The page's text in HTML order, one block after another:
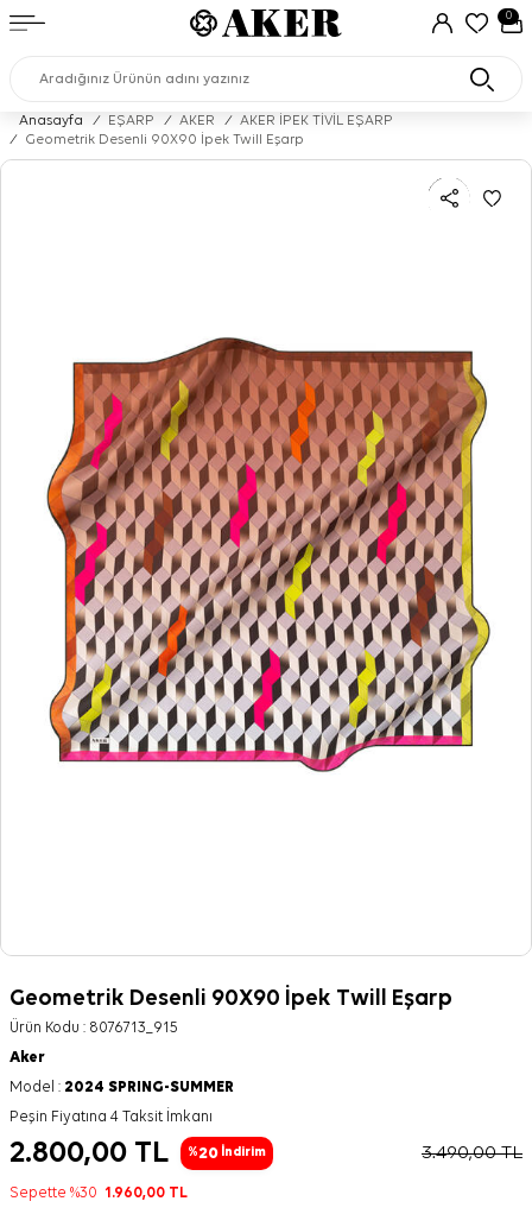
0
Anasayfa / EŞARP / AKER /
AKER İPEK TİVİL EŞARP
/
Geometrik Desenli 90X90 İpek Twill Eşarp
Geometrik Desenli 90X90 İpek Twill Eşarp
Ürün Kodu : 8076713_915
Aker
Model : 2024 SPRING-SUMMER
Peşin Fiyatına 4 Taksit İmkanı
2.800,00 TL %20 İndirim 3.490,00TL
Sepette %30 1.960,00 TL